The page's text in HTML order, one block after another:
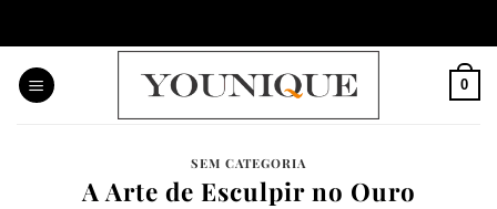
content
0
SEM CATEGORIA
A Arte de Esculpir no Ouro